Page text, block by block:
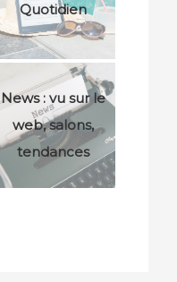
Quotidien
News : vu sur le
web, salons,
tendances